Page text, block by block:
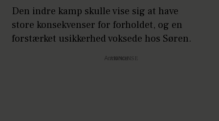
Den indre kamp skulle vise sig at have
store konsekvenser for forholdet, og en
forstærket usikkerhed voksede hos Søren.
Annonce